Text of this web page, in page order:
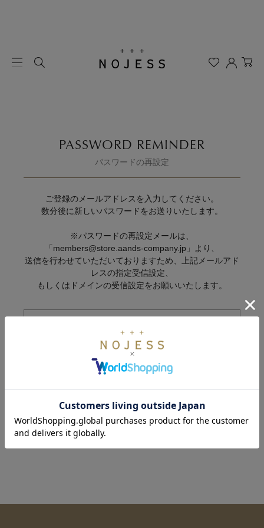
PASSWORD REMINDER
パスワードの再設定
ご登録のメールアドレスを入力してください。
数分後に新しいパスワードをお送りいたします。
※パスワードの再設定メールは、
「members@store.aands-company.jp」より、
送信を行わせていただいておりますため、上記メールアド
レスの指定受信設定、
もしくはドメインの受信設定をお願いいたします。